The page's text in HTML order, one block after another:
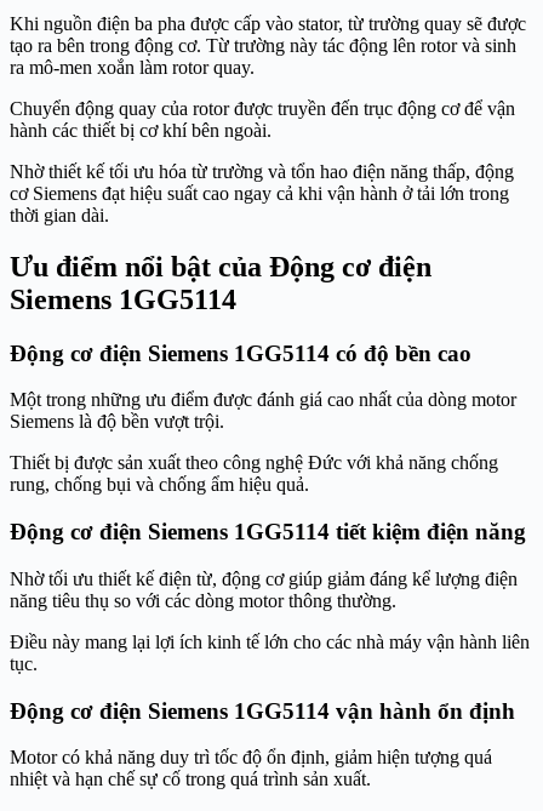
Khi nguồn điện ba pha được cấp vào stator, từ trường quay sẽ được
tạo ra bên trong động cơ. Từ trường này tác động lên rotor và sinh
ra mô-men xoắn làm rotor quay.
Chuyển động quay của rotor được truyền đến trục động cơ để vận
hành các thiết bị cơ khí bên ngoài.
Nhờ thiết kế tối ưu hóa từ trường và tổn hao điện năng thấp, động
cơ Siemens đạt hiệu suất cao ngay cả khi vận hành ở tải lớn trong
thời gian dài.
Ưu điểm nổi bật của Động cơ điện
Siemens 1GG5114
Động cơ điện Siemens 1GG5114 có độ bền cao
Một trong những ưu điểm được đánh giá cao nhất của dòng motor
Siemens là độ bền vượt trội.
Thiết bị được sản xuất theo công nghệ Đức với khả năng chống
rung, chống bụi và chống ẩm hiệu quả.
Động cơ điện Siemens 1GG5114 tiết kiệm điện năng
Nhờ tối ưu thiết kế điện từ, động cơ giúp giảm đáng kể lượng điện
năng tiêu thụ so với các dòng motor thông thường.
Điều này mang lại lợi ích kinh tế lớn cho các nhà máy vận hành liên
tục.
Động cơ điện Siemens 1GG5114 vận hành ổn định
Motor có khả năng duy trì tốc độ ổn định, giảm hiện tượng quá
nhiệt và hạn chế sự cố trong quá trình sản xuất.